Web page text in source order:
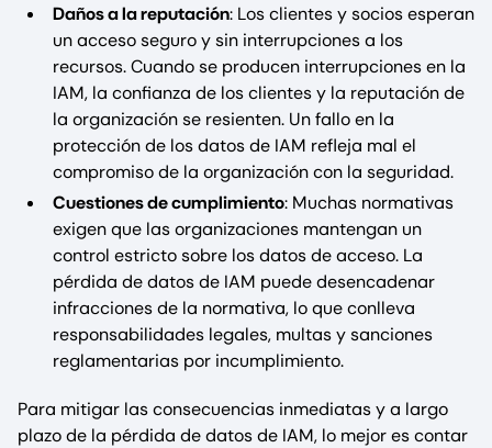
Daños a la reputación: Los clientes y socios esperan
un acceso seguro y sin interrupciones a los
recursos. Cuando se producen interrupciones en la
IAM, la confianza de los clientes y la reputación de
la organización se resienten. Un fallo en la
protección de los datos de IAM refleja mal el
compromiso de la organización con la seguridad.
Cuestiones de cumplimiento: Muchas normativas
exigen que las organizaciones mantengan un
control estricto sobre los datos de acceso. La
pérdida de datos de IAM puede desencadenar
infracciones de la normativa, lo que conlleva
responsabilidades legales, multas y sanciones
reglamentarias por incumplimiento.
Para mitigar las consecuencias inmediatas y a largo
plazo de la pérdida de datos de IAM, lo mejor es contar